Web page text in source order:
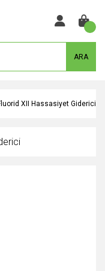
ARA
XII Hassasiyet Giderici